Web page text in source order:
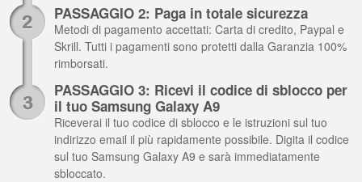
PASSAGGIO 2: Paga in totale sicurezza
Metodi di pagamento accettati: Carta di credito, Paypal e
Skrill. Tutti i pagamenti sono protetti dalla Garanzia 100%
rimborsati.
PASSAGGIO 3: Ricevi il codice di sblocco per
il tuo Samsung Galaxy A9
Riceverai il tuo codice di sblocco e le istruzioni sul tuo
indirizzo email il più rapidamente possibile. Digita il codice
sul tuo Samsung Galaxy A9 e sarà immediatamente
sbloccato.